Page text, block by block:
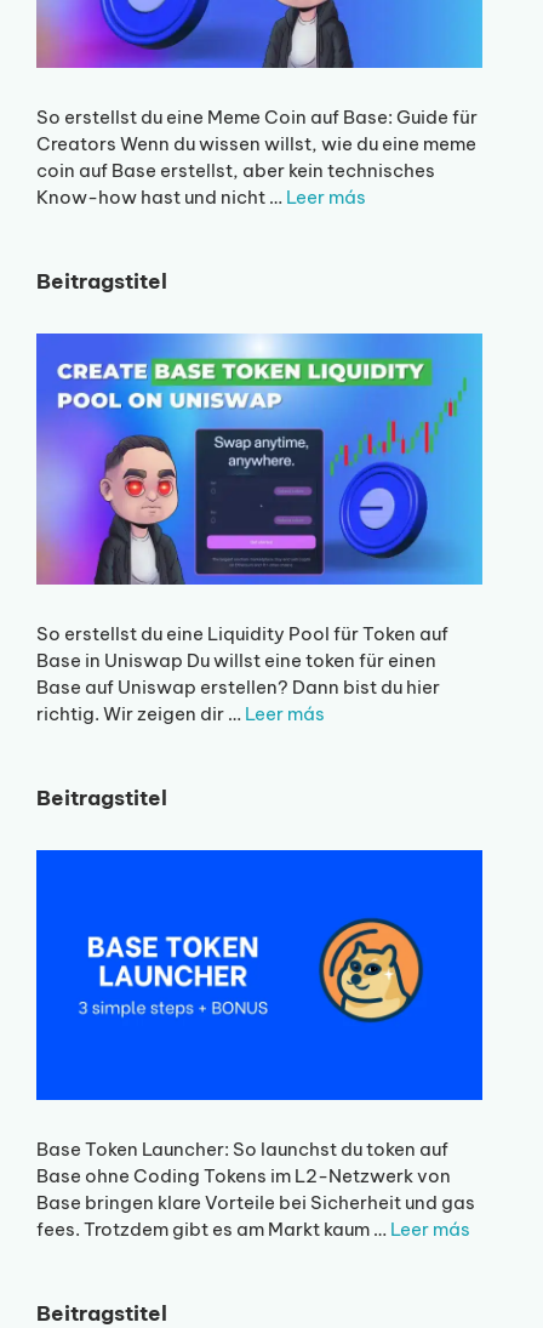
So erstellst du eine Meme Coin auf Base: Guide für
Creators Wenn du wissen willst, wie du eine meme
coin auf Base erstellst, aber kein technisches
Know-how hast und nicht … Leer más
Beitragstitel
So erstellst du eine Liquidity Pool für Token auf
Base in Uniswap Du willst eine token für einen
Base auf Uniswap erstellen? Dann bist du hier
richtig. Wir zeigen dir … Leer más
Beitragstitel
Base Token Launcher: So launchst du token auf
Base ohne Coding Tokens im L2-Netzwerk von
Base bringen klare Vorteile bei Sicherheit und gas
fees. Trotzdem gibt es am Markt kaum … Leer más
Beitragstitel